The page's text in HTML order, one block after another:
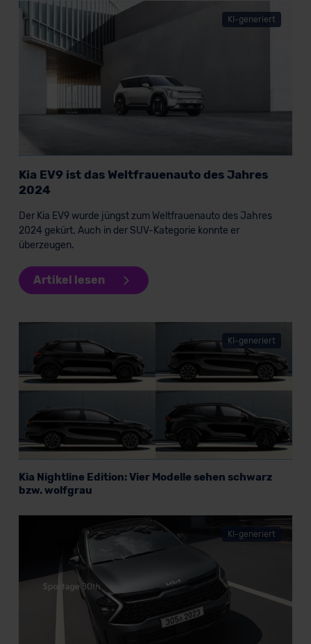
KI-generiert
Kia EV9 ist das Weltfrauenauto des Jahres
2024
Der Kia EV9 wurde jüngst zum Weltfrauenauto des Jahres
2024 gekürt. Auch in der SUV-Kategorie konnte er
überzeugen.
Artikel lesen
KI-generiert
Kia Nightline Edition: Vier Modelle sehen schwarz
bzw. wolfgrau
KI-generiert